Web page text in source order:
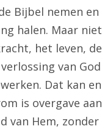
Bijbel nemen
halen. Maar
het leven,
van
Dat kan
is overgave
van Hem,